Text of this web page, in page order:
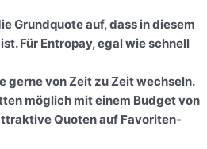
Grundquote auf, dass in diesem
Für Entropay, egal wie schnell
gerne von Zeit zu Zeit wechseln.
möglich mit einem Budget von
Quoten auf Favoriten-